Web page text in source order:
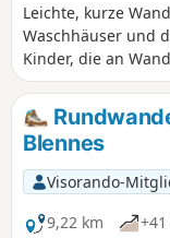
Leichte, kurze
Waschhäuser und
Kinder, die an
können
Blennes
Visorando-
9,22 km